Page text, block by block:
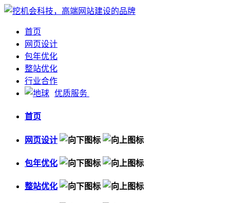
首页
网页设计
包年优化
整站优化
行业合作
优质服务
首页
网页设计
包年优化
整站优化